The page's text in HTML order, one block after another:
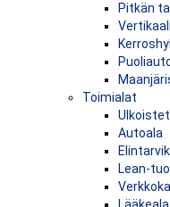
Pitkän
Toimialat
Autoala
Lean-